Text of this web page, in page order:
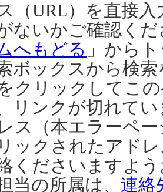
（URL）を直接
ないかご確認く
へもどる 」から
ボックスから検
クリックしてこ
リンクが切れて
ス（本エラーペ
ックされたアド
くださいますよ
当の所属は、 連絡